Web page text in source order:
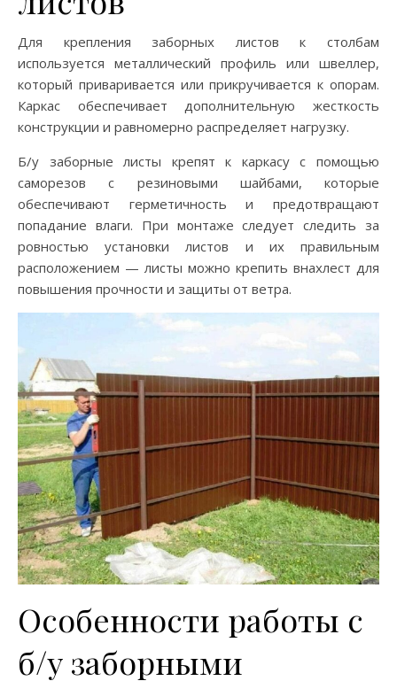
Для крепления заборных листов к столбам
используется металлический профиль или швеллер,
который приваривается или прикручивается к опорам.
Каркас обеспечивает дополнительную жесткость
конструкции и равномерно распределяет нагрузку.
Б/у заборные листы крепят к каркасу с помощью
саморезов с резиновыми шайбами, которые
обеспечивают герметичность и предотвращают
попадание влаги. При монтаже следует следить за
ровностью установки листов и их правильным
расположением — листы можно крепить внахлест для
повышения прочности и защиты от ветра.
Особенности работы с
б/у заборными